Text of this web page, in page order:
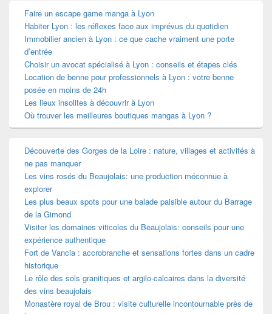
Faire un escape game manga à Lyon
Habiter Lyon : les réflexes face aux imprévus du quotidien
Immobilier ancien à Lyon : ce que cache vraiment une porte
d’entrée
Choisir un avocat spécialisé à Lyon : conseils et étapes clés
Location de benne pour professionnels à Lyon : votre benne
posée en moins de 24h
Les lieux insolites à découvrir à Lyon
Où trouver les meilleures boutiques mangas à Lyon ?
Découverte des Gorges de la Loire : nature, villages et activités à
ne pas manquer
Les vins rosés du Beaujolais: une production méconnue à
explorer
Les plus beaux spots pour une balade paisible autour du Barrage
de la Gimond
Visiter les domaines viticoles du Beaujolais: conseils pour une
expérience authentique
Fort de Vancia : accrobranche et sensations fortes dans un cadre
historique
Le rôle des sols granitiques et argilo-calcaires dans la diversité
des vins beaujolais
Monastère royal de Brou : visite culturelle incontournable près de